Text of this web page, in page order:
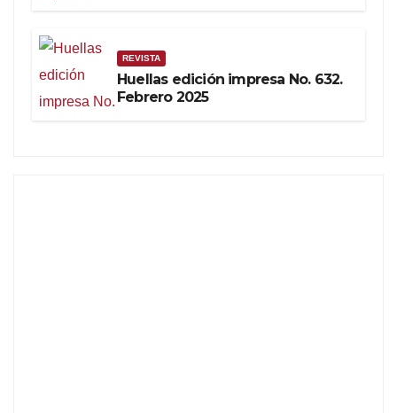
REVISTA
Huellas edición impresa No. 632.
Febrero 2025